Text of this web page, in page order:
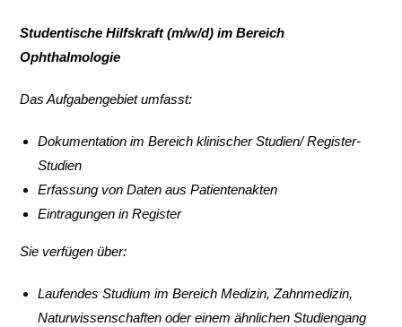
Studentische Hilfskraft (m/w/d) im Bereich
Ophthalmologie
Das Aufgabengebiet umfasst:
Dokumentation im Bereich klinischer Studien/ Register-
Studien
Erfassung von Daten aus Patientenakten
Eintragungen in Register
Sie verfügen über:
Laufendes Studium im Bereich Medizin, Zahnmedizin,
Naturwissenschaften oder einem ähnlichen Studiengang